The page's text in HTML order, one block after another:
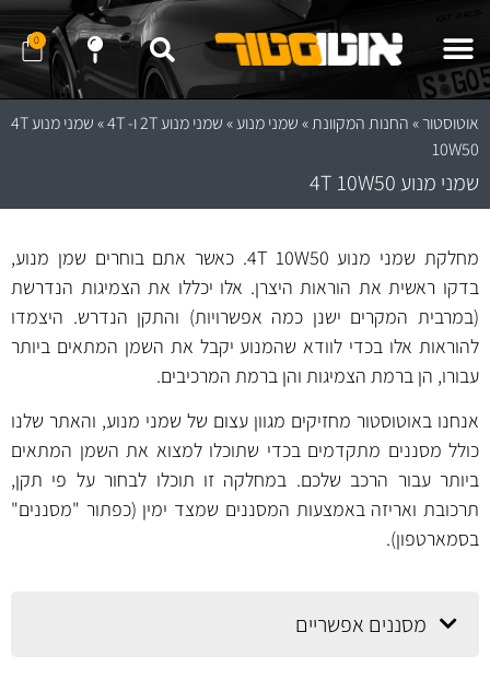
0
אוטוסטור»החנות המקוונת»שמני מנוע»שמני מנוע 2T ו- 4T »
שמני מנוע 4T
10W50
שמני מנוע 4T 10W50
מחלקת שמני מנוע 4T 10W50. כאשר אתם בוחרים שמן מנוע,
בדקו ראשית את הוראות היצרן. אלו יכללו את הצמיגות הנדרשת
(במרבית המקרים ישנן כמה אפשרויות) והתקן הנדרש. היצמדו
להוראות אלו בכדי לוודא שהמנוע יקבל את השמן המתאים ביותר
עבורו, הן ברמת הצמיגות והן ברמת המרכיבים.
אנחנו באוטוסטור מחזיקים מגוון עצום של שמני מנוע, והאתר שלנו
כולל מסננים מתקדמים בכדי שתוכלו למצוא את השמן המתאים
ביותר עבור הרכב שלכם. במחלקה זו תוכלו לבחור על פי תקן,
תרכובת ואריזה באמצעות המסננים שמצד ימין (כפתור "מסננים"
בסמארטפון).
מסננים אפשריים